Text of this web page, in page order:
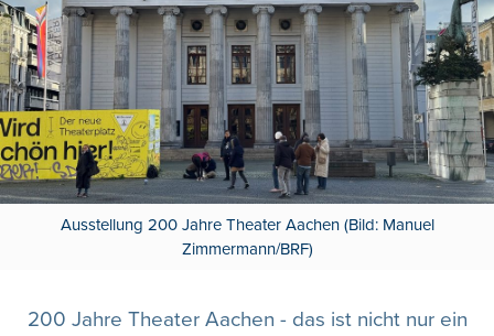
Ausstellung 200 Jahre Theater Aachen (Bild: Manuel
Zimmermann/BRF)
200 Jahre Theater Aachen - das ist nicht nur ein